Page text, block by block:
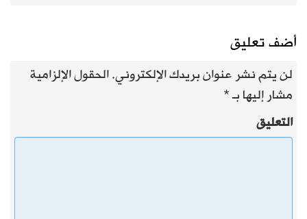
أضف تعليق
لن يتم نشر عنوان بريدك الإلكتروني.الحقول الإلزامية
مشار إليها بـ*
التعليق